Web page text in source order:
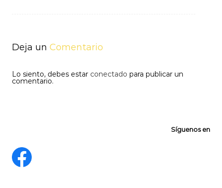
Deja un Comentario
Lo siento, debes estar conectado para publicar un
comentario.
Síguenos en